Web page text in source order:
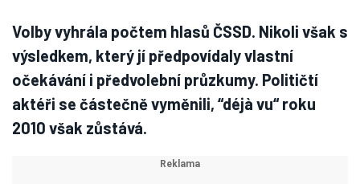
Volby vyhrála počtem hlasů ČSSD. Nikoli však s
výsledkem, který jí předpovídaly vlastní
očekávání i předvolební průzkumy. Političtí
aktéři se částečně vyměnili, “déjà vu“ roku
2010 však zůstává.